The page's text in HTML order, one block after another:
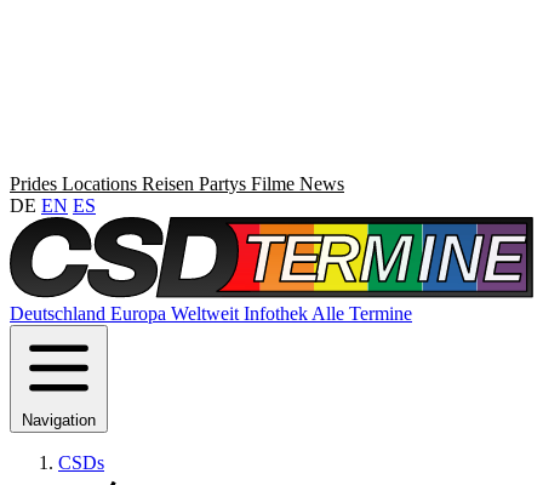
Prides Locations Reisen Partys Filme News
DE EN ES
Deutschland Europa Weltweit Infothek Alle Termine
Navigation
CSDs